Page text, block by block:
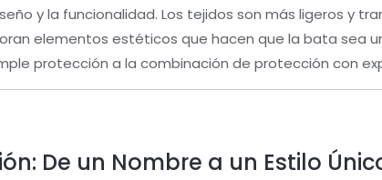
y la funcionalidad. Los tejidos son más ligeros y
elementos estéticos que hacen que la bata sea
protección a la combinación de protección con
De un Nombre a un Estilo